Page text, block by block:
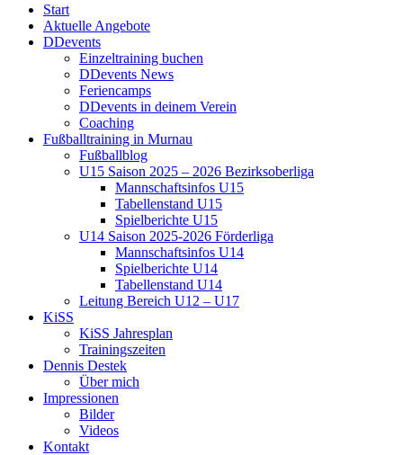
Start
Aktuelle Angebote
DDevents
Einzeltraining buchen
DDevents News
Feriencamps
DDevents in deinem Verein
Coaching
Fußballtraining in Murnau
Fußballblog
U15 Saison 2025 – 2026 Bezirksoberliga
Mannschaftsinfos U15
Tabellenstand U15
Spielberichte U15
U14 Saison 2025-2026 Förderliga
Mannschaftsinfos U14
Spielberichte U14
Tabellenstand U14
Leitung Bereich U12 – U17
KiSS
KiSS Jahresplan
Trainingszeiten
Dennis Destek
Über mich
Impressionen
Bilder
Videos
Kontakt